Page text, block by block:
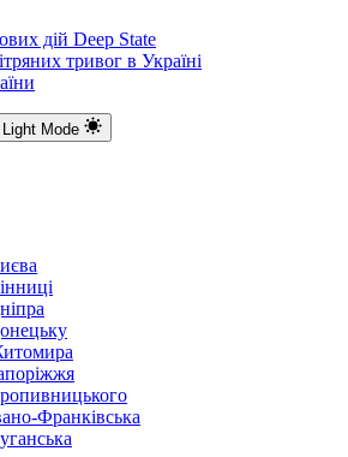
дій Deep State
тривог в Україні
Light Mode
Франківська